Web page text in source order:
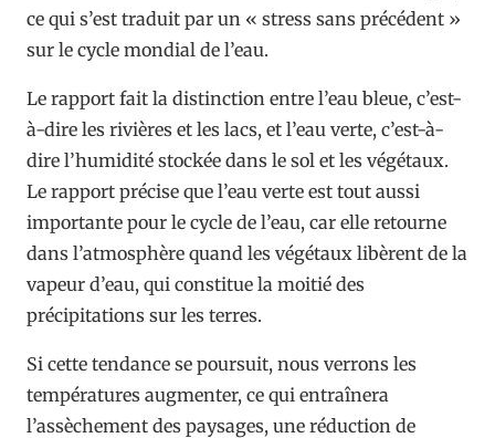
ce qui s’est traduit par un « stress sans précédent »
sur le cycle mondial de l’eau.
Le rapport fait la distinction entre l’eau bleue, c’est-
à-dire les rivières et les lacs, et l’eau verte, c’est-à-
dire l’humidité stockée dans le sol et les végétaux.
Le rapport précise que l’eau verte est tout aussi
importante pour le cycle de l’eau, car elle retourne
dans l’atmosphère quand les végétaux libèrent de la
vapeur d’eau, qui constitue la moitié des
précipitations sur les terres.
Si cette tendance se poursuit, nous verrons les
températures augmenter, ce qui entraînera
l’assèchement des paysages, une réduction de